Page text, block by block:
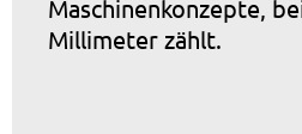
Maschinenkonzepte,
Millimeter zählt.